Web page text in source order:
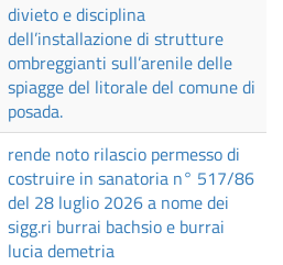
divieto e disciplina
dell’installazione di strutture
ombreggianti sull’arenile delle
spiagge del litorale del comune di
posada.
rende noto rilascio permesso di
costruire in sanatoria n° 517/86
del 28 luglio 2026 a nome dei
sigg.ri burrai bachsio e burrai
lucia demetria